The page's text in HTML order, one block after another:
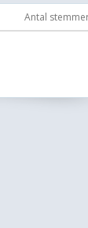
Antal